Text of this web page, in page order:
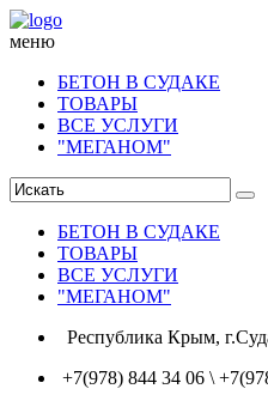
меню
БЕТОН В СУДАКЕ
ТОВАРЫ
ВСЕ УСЛУГИ
"МЕГАНОМ"
БЕТОН В СУДАКЕ
ТОВАРЫ
ВСЕ УСЛУГИ
"МЕГАНОМ"
Республика Крым,
+7(978) 844 34 06 \